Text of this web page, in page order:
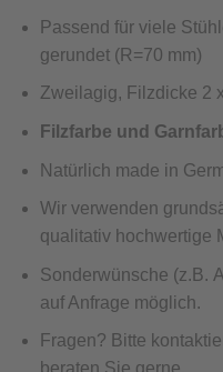
Passend für viele S
gerundet (R=70 mm)
Zweilagig, Filzdicke 2
Filzfarbe und
Natürlich made in
Wir verwenden
qualitativ hochwertige
Sonderwünsche (z.B.
auf Anfrage möglich.
Fragen? Bitte